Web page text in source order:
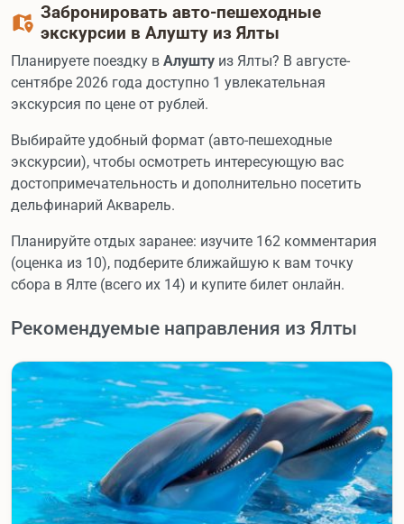
Забронировать авто-пешеходные
экскурсии в Алушту из Ялты
Планируете поездку в Алушту из Ялты? В августе-
сентябре 2026 года доступно 1 увлекательная
экскурсия по цене от рублей.
Выбирайте удобный формат (авто-пешеходные
экскурсии), чтобы осмотреть интересующую вас
достопримечательность и дополнительно посетить
дельфинарий Акварель.
Планируйте отдых заранее: изучите 162 комментария
(оценка из 10), подберите ближайшую к вам точку
сбора в Ялте (всего их 14) и купите билет онлайн.
Рекомендуемые направления из Ялты